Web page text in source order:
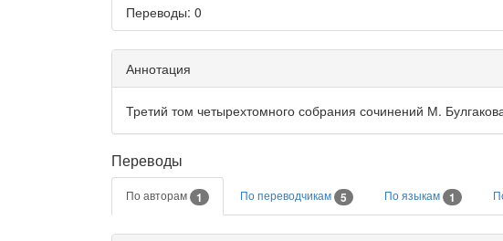
Переводы: 0
Аннотация
Третий том четырехтомного собрания сочинений М.
Переводы
По авторам 1 По переводчикам 5 По языкам 1